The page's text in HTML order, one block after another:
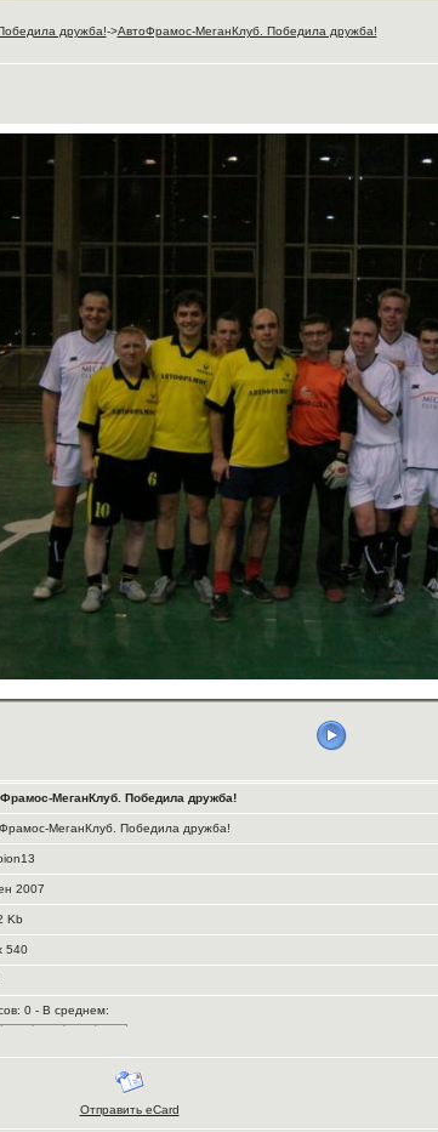
дружба!->АвтоФрамос-МеганКлуб. Победила дружба!
МеганКлуб. Победила дружба!
МеганКлуб. Победила дружба!
2007
Kb
540
0 - В среднем:
Отправить eCard